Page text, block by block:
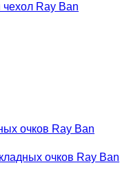
очков Ray Ban